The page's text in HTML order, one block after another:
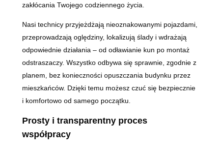
zakłócania Twojego codziennego życia.
Nasi technicy przyjeżdżają nieoznakowanymi pojazdami,
przeprowadzają oględziny, lokalizują ślady i wdrażają
odpowiednie działania – od odławianie kun po montaż
odstraszaczy. Wszystko odbywa się sprawnie, zgodnie z
planem, bez konieczności opuszczania budynku przez
mieszkańców. Dzięki temu możesz czuć się bezpiecznie
i komfortowo od samego początku.
Prosty i transparentny proces
współpracy